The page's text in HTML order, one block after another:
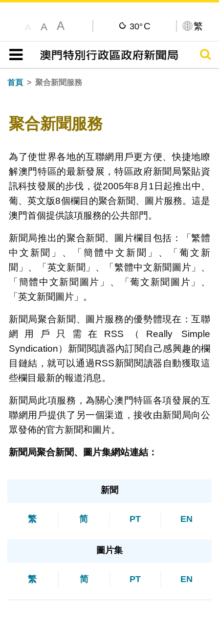
A A A 30° C 繁
目錄
搜尋
首頁 聚合新聞服務
聚合新聞服務
為了使世界各地的互聯網用戶更方便、快捷地瞭
解澳門特區的最新發展，特區政府新聞局緊貼資
訊科技發展的步伐，從2005年8月1日起推出中、
葡、英文版8個欄目的聚合新聞、圖片服務。這是
澳門首個提供該項服務的公共部門。
新聞局推出的聚合新聞、圖片欄目包括：「繁體
中文新聞」、「簡體中文新聞」、「葡文新
聞」、「英文新聞」、「繁體中文新聞圖片」、
「簡體中文新聞圖片」、「葡文新聞圖片」、
「英文新聞圖片」。
新聞局聚合新聞、圖片服務的優勢體現在：互聯
網用戶只需在RSS（Really Simple
Syndication）新聞閱讀器內訂閱自己感興趣的欄
目鏈結，就可以通過RSS新聞閱讀器自動獲取這
些欄目最新的報道消息。
新聞局此項服務，為關心澳門特區各項發展的互
聯網用戶提供了另一個渠道，接收由新聞局向公
眾發佈的官方新聞和圖片。
新聞局聚合新聞、圖片集網站連結：
新聞
繁 简 PT EN
圖片集
繁 简 PT EN